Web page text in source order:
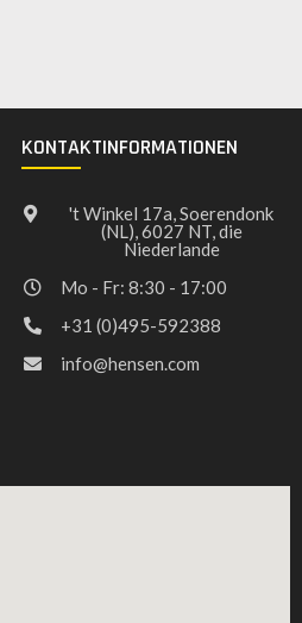
KONTAKTINFORMATIONEN
't Winkel 17a, Soerendonk
(NL), 6027 NT, die
Niederlande
Mo - Fr: 8:30 - 17:00
+31 (0)495-592388
info@hensen.com